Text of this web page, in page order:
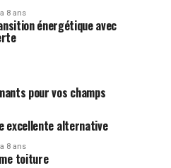
8 ans
énergétique avec
pour vos champs
excellente alternative
8 ans
toiture